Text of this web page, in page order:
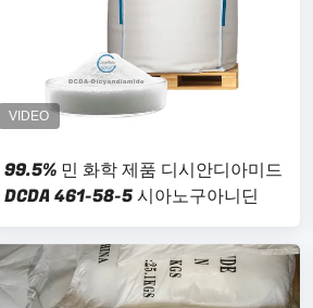
99.5% 민 화학 제품 디시안디아미드
DCDA 461-58-5 시아노구아니딘